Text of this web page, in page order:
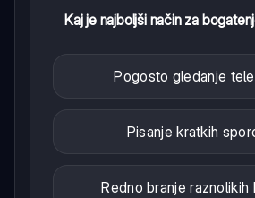
Kaj je najboljši način za
Pogosto gledanje
Pisanje kratkih
Redno branje raznolikih